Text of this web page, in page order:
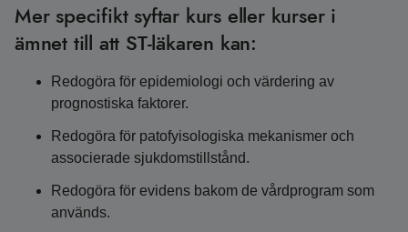
Mer specifikt syftar kurs eller kurser i
ämnet till att ST-läkaren kan:
Redogöra för epidemiologi och värdering av
prognostiska faktorer.
Redogöra för patofyisologiska mekanismer och
associerade sjukdomstillstånd.
Redogöra för evidens bakom de vårdprogram som
används.